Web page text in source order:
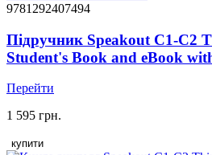
9781292407494
Підручник Speakout C1-C2
Student's Book and eBook
Перейти
1 595 грн.
купити